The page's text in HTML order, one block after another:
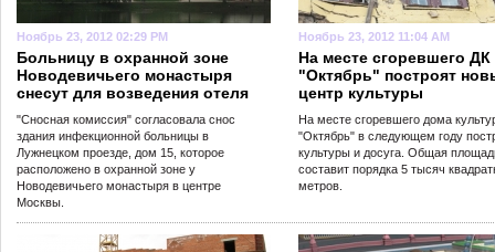
Ноябрь 23, 2012 02:29 PM
Больницу в охранной зоне
Новодевичьего монастыря
снесут для возведения отеля
"Сносная комиссия" согласовала снос
здания инфекционной больницы в
Лужнецком проезде, дом 15, которое
расположено в охранной зоне у
Новодевичьего монастыря в центре
Москвы.
Ноябрь 23, 2012 11:04 AM
На месте сгоревшего ДК
"Октябрь" построят
центр культуры
На месте сгоревшего дома
"Октябрь" в следующем году
культуры и досуга. Общая
составит порядка 5 тысяч
метров.